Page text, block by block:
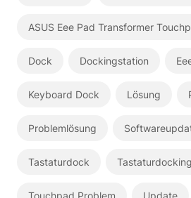
ASUS Eee Pad Transformer
Dock Dockingstation
Keyboard Dock Lösung
Problemlösung
Tastaturdock Tastaturdocking
Touchpad Problem Update